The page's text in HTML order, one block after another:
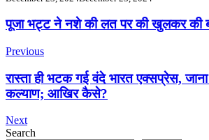
Post
Navigation
पूजा भट्ट ने नशे की लत पर की खुलकर की
Previous
रास्ता ही भटक गई वंदे भारत एक्सप्रेस,
कल्याण; आखिर कैसे?
Next
Search